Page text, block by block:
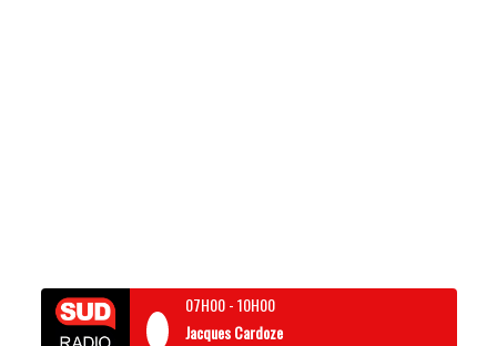
07H00-10H00
Jacques Cardoze